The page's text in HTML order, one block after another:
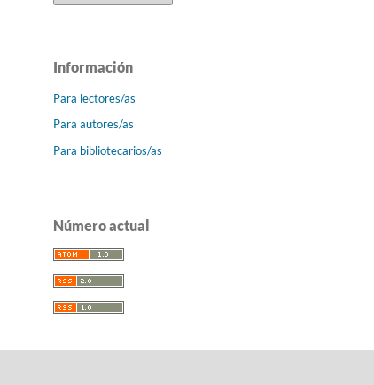
Información
Para lectores/as
Para autores/as
Para bibliotecarios/as
Número actual